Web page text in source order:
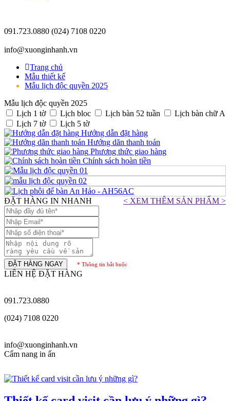
091.723.0880 (024) 7108 0220
info@xuonginhanh.vn
Trang chủ
Mẫu thiết kế
Mẫu lịch độc quyền 2025
Mẫu lịch độc quyền 2025
Lịch 1 tờ
Lịch bloc Lịch bàn 52 tuần
Lịch bàn chữ A
Lịch 7 tờ
Lịch 5 tờ
Hướng dẫn đặt hàng
Hướng dãn thanh toán
Phương thức giao hàng
Chính sách hoàn tiền
< XEM THÊM SẢN PHẨM >
ĐẶT HÀNG IN NHANH
ĐẶT HÀNG NGAY * Thông tin bắt buộc
LIÊN HỆ ĐẶT HÀNG
091.723.0880
(024) 7108 0220
info@xuonginhanh.vn
Cẩm nang in ấn